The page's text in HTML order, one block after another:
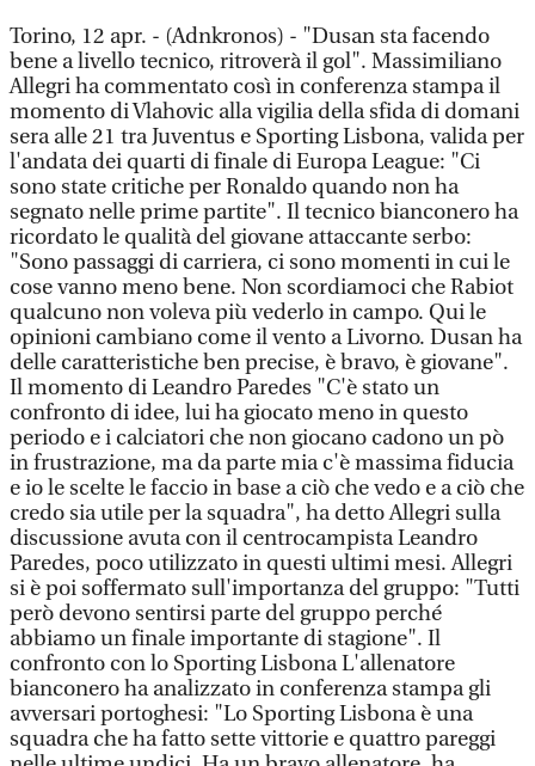
Torino, 12 apr. - (Adnkronos) - "Dusan sta facendo
bene a livello tecnico, ritroverà il gol". Massimiliano
Allegri ha commentato così in conferenza stampa il
momento di Vlahovic alla vigilia della sfida di domani
sera alle 21 tra Juventus e Sporting Lisbona, valida per
l'andata dei quarti di finale di Europa League: "Ci
sono state critiche per Ronaldo quando non ha
segnato nelle prime partite". Il tecnico bianconero ha
ricordato le qualità del giovane attaccante serbo:
"Sono passaggi di carriera, ci sono momenti in cui le
cose vanno meno bene. Non scordiamoci che Rabiot
qualcuno non voleva più vederlo in campo. Qui le
opinioni cambiano come il vento a Livorno. Dusan ha
delle caratteristiche ben precise, è bravo, è giovane".
Il momento di Leandro Paredes "C'è stato un
confronto di idee, lui ha giocato meno in questo
periodo e i calciatori che non giocano cadono un pò
in frustrazione, ma da parte mia c'è massima fiducia
e io le scelte le faccio in base a ciò che vedo e a ciò che
credo sia utile per la squadra", ha detto Allegri sulla
discussione avuta con il centrocampista Leandro
Paredes, poco utilizzato in questi ultimi mesi. Allegri
si è poi soffermato sull'importanza del gruppo: "Tutti
però devono sentirsi parte del gruppo perché
abbiamo un finale importante di stagione". Il
confronto con lo Sporting Lisbona L'allenatore
bianconero ha analizzato in conferenza stampa gli
avversari portoghesi: "Lo Sporting Lisbona è una
squadra che ha fatto sette vittorie e quattro pareggi